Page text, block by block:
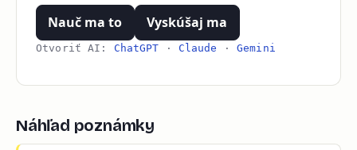
Nauč ma to Vyskúšaj ma
Otvoriť AI: ChatGPT · Claude ·Gemini
Náhľad poznámky